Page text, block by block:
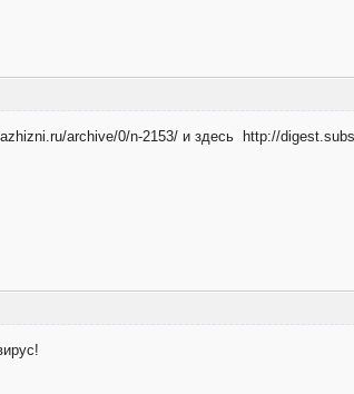
archive/0/n-2153/ и здесь http://